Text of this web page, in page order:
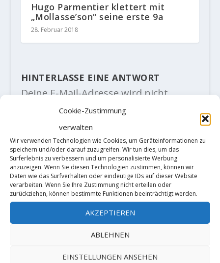
Cookie-Zustimmung
verwalten
Wir verwenden Technologien wie Cookies, um Geräteinformationen zu
speichern und/oder darauf zuzugreifen. Wir tun dies, um das
Surferlebnis zu verbessern und um personalisierte Werbung
anzuzeigen. Wenn Sie diesen Technologien zustimmen, können wir
Daten wie das Surfverhalten oder eindeutige IDs auf dieser Website
verarbeiten. Wenn Sie Ihre Zustimmung nicht erteilen oder
zurückziehen, können bestimmte Funktionen beeinträchtigt werden.
AKZEPTIEREN
ABLEHNEN
EINSTELLUNGEN ANSEHEN
Hugo Parmentier klettert mit
„Mollasse’son“ seine erste 9a
28. Februar 2018
HINTERLASSE EINE ANTWORT
Deine E-Mail-Adresse wird nicht
sind mit*markiert